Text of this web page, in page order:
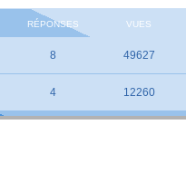
RÉPONSES VUES
8 49627
4 12260